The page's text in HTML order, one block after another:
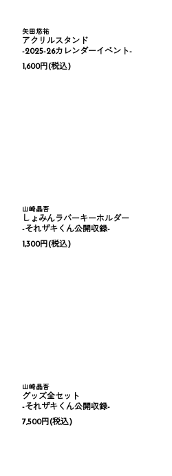
矢田悠祐
アクリルスタンド
-2025-26カレンダーイベント-
1,600円(税込)
山崎晶吾
しょみんラバーキーホルダー
-それザキくん公開収録-
1,300円(税込)
山崎晶吾
グッズ全セット
-それザキくん公開収録-
7,500円(税込)